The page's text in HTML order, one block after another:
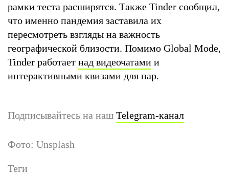
рамки теста расширятся. Также Tinder сообщил,
что именно пандемия заставила их
пересмотреть взгляды на важность
географической близости. Помимо Global Mode,
Tinder работает над видеочатами и
интерактивными квизами для пар.
Подписывайтесь на наш Telegram-канал
Фото: Unsplash
Теги